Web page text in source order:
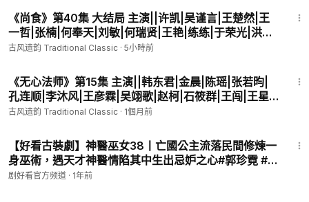
改编自作者尼罗同名作品，该剧讲述了逃婚离家出走的月牙儿巧
遇了神秘的不老不死法师无心，由于受了月牙半个包子的恩惠，
无心决定还月牙儿一个人情——靠着捉妖赚钱，带着月牙儿吃香
井中妖怪袭击，命案频发。无心一心想着捉妖赚钱，却不想引出
了同样不老不死的井中精怪岳绮罗，心狠手辣的岳绮罗却对无心
情有独钟，而顾大人手下参谋张显宗对岳绮罗竟暗生情愫，这引
该剧于2015年7月6日在搜狐视频平台播出，并在第二届文荣奖中
荣获“最佳网络剧”。2016年8月18日，在金骨朵2016网络影视盛
典颁奖典礼上荣获最佳IP改编网络剧称号。截至2024年5月30
《尚食》第40集 大结局 主演||许凯|吴谨言|王楚然|王
一哲|张楠|何奉天|刘敏|何瑞贤|王艳|练练|于荣光|洪剑
涛|张芷溪|王雨|邓莎|程莉莎 导演||王威|白云默 编剧||
古风遗韵 Traditional Classic · 5小時前
《无心法师》第15集 主演||韩东君|金晨|陈瑶|张若昀|
孔连顺|李沐风|王彦霖|吴翊歌|赵柯|石筱群|王闯|王星
瀚|蒋中炜|王妍苏 原作||尼罗 监制||李国立 导演||林玉
古风遗韵 Traditional Classic · 1個月前
【好看古裝劇】神醫巫女38丨亡國公主流落民間修煉一
身巫術，遇天才神醫情陷其中生出忌妒之心#郭珍霓 #高
昊 #全集 #好看
剧好看官方频道 · 1年前